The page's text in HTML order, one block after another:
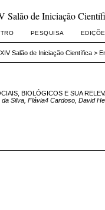
de Iniciação
PESQUISA
Salão de Iniciação Científica>
BIOLÓGICOS E SUA
Silva, Flávia4 Cardoso, David